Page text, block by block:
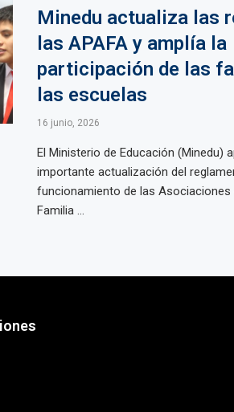
Minedu actualiza las
las APAFA y amplía la
participación de las
las escuelas
16 junio, 2026
El Ministerio de Educación (Minedu)
importante actualización del
funcionamiento de las Asociaciones
Familia ...